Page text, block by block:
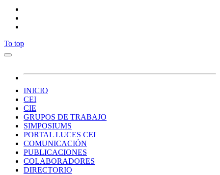
To top
INICIO
CEI
CIE
GRUPOS DE TRABAJO
SIMPOSIUMS
PORTAL LUCES CEI
COMUNICACIÓN
PUBLICACIONES
COLABORADORES
DIRECTORIO